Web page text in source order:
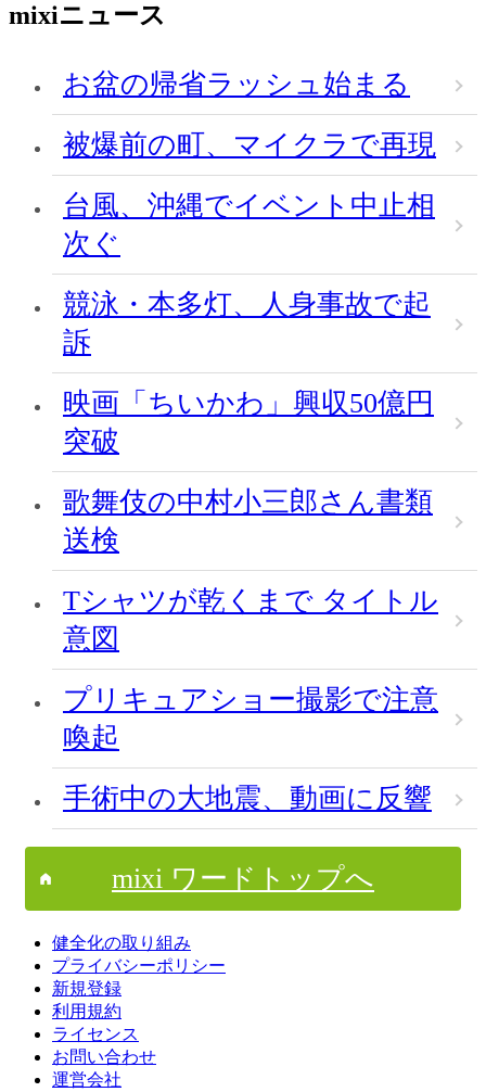
mixiニュース
お盆の帰省ラッシュ始まる
被爆前の町、マイクラで再現
台風、沖縄でイベント中止相
次ぐ
競泳・本多灯、人身事故で起
訴
映画「ちいかわ」興収50億円
突破
歌舞伎の中村小三郎さん書類
送検
Tシャツが乾くまで タイトル
意図
プリキュアショー撮影で注意
喚起
手術中の大地震、動画に反響
mixi ワードトップへ
健全化の取り組み
プライバシーポリシー
新規登録
利用規約
ライセンス
お問い合わせ
運営会社